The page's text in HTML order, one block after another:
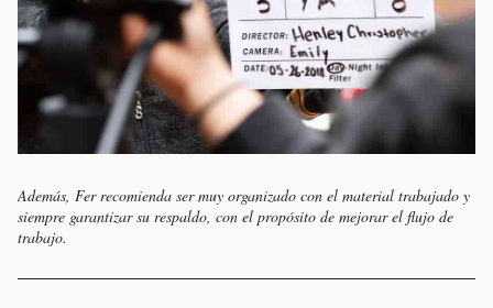
Además, Fer recomienda ser muy organizado con el material trabajado y
siempre garantizar su respaldo, con el propósito de mejorar el flujo de
trabajo.